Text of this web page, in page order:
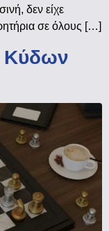
δεν είχε
σε όλους […]
Κύδων